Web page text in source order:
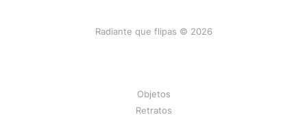
Radiante que flipas © 2026
Objetos
Retratos